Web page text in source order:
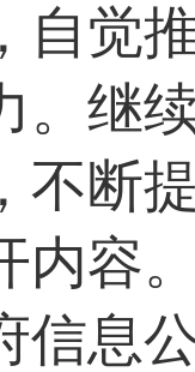
自觉
。继
不断
内容
信息